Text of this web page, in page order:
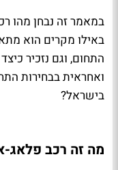
במאמר זה נבחן מהו
באילו מקרים הוא
התחום, וגם נזכיר
ואחראית בבחירות
בישראל?
מה זה רכב פלאג-